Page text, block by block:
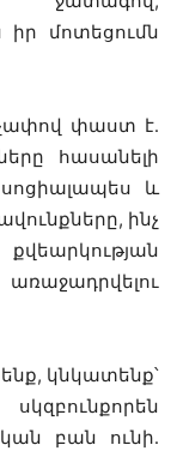
իր մոտեցումն
փաստ է․
հասանելի
և
ինչ
կնկատենք՝
բան ունի․